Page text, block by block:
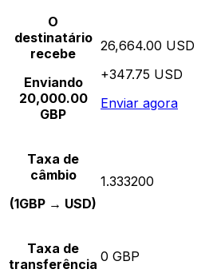
O
destinatário
recebe
Enviando
20,000.00
GBP
26,664.00 USD
+347.75 USD
Enviar agora
Taxa de
câmbio
(1GBP → USD)
1.333200
Taxa de
transferência 0 GBP